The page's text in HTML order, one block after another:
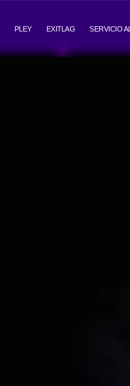
PLEY EXITLAG SERVICIO